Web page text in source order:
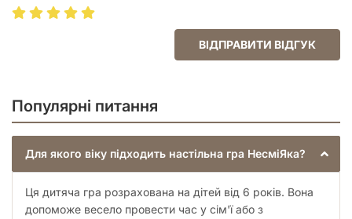
ВІДПРАВИТИ ВІДГУК
Популярні питання
Для якого віку підходить настільна гра НесміЯка?
Ця дитяча гра розрахована на дітей від 6 років. Вона
допоможе весело провести час у сім'ї або з